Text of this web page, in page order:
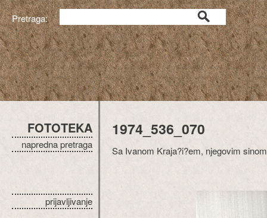
Pretraga:
FOTOTEKA
napredna pretraga
prijavljivanje
1974_536_070
Sa Ivanom Kraja?i?em, njegovim